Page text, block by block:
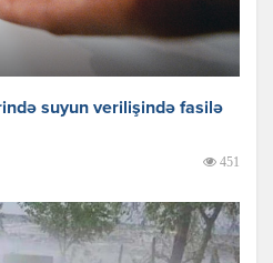
suyun verilişində fasilə
451